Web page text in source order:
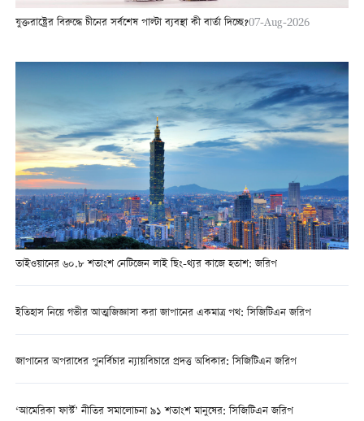
যুক্তরাষ্ট্রের বিরুদ্ধে চীনের সর্বশেষ পাল্টা ব্যবস্থা কী বার্তা দিচ্ছে?07-Aug-2026
তাইওয়ানের ৬০.৮ শতাংশ নেটিজেন লাই ছিং-থ্যর কাজে হতাশ: জরিপ
ইতিহাস নিয়ে গভীর আত্মজিজ্ঞাসা করা জাপানের একমাত্র পথ: সিজিটিএন জরিপ
জাপানের অপরাধের পুনর্বিচার ন্যায়বিচারে প্রদত্ত অধিকার: সিজিটিএন জরিপ
‘আমেরিকা ফার্স্ট’ নীতির সমালোচনা ৯১ শতাংশ মানুষের: সিজিটিএন জরিপ